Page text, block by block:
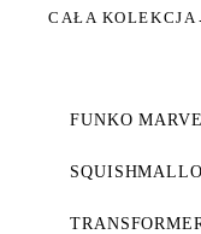
CAŁA KOLEKCJA
FUNKO